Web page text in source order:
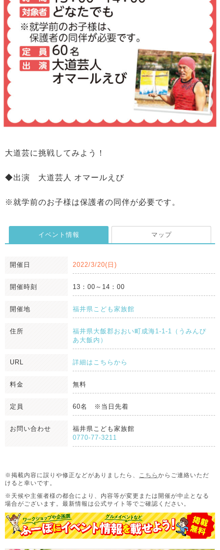
大道芸に挑戦してみよう！
◆出演 大道芸人 オマールえび
※就学前のお子様は保護者の同伴が必要です。
イベント情報 マップ
開催日 2022/3/20(日)
開催時刻 13：00～14：00
開催地 福井県こども家族館
住所
福井県大飯郡おおい町成海1-1-1（うみんぴ
あ大飯内）
URL 詳細はこちらから
料金 無料
定員 60名 ※当日先着
お問い合わせ
福井県こども家族館
0770-77-3211
※掲載内容に誤りや修正などがありましたら、 こちら からご連絡いただ
けると幸いです。
※天候や主催者様の都合により、内容等が変更または開催が中止となる
場合がございます。 最新情報は公式サイト等でご確認ください。